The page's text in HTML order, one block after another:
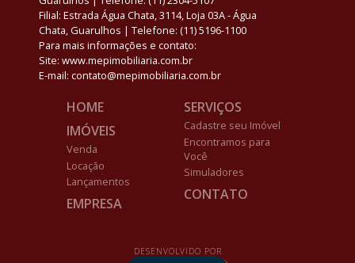
Filial: Estrada Água Chata, 3114, Loja 03A - Água
Chata, Guarulhos | Telefone: (11) 5196-1100
Para mais informações e contato:
Site: www.mepimobiliaria.com.br
E-mail: contato@mepimobiliaria.com.br
HOME
IMÓVEIS
Venda
Locação
Lançamentos
EMPRESA
SERVIÇOS
Cadastre seu Imóvel
Encontramos para
Você
Simuladores
CONTATO
DESENVOLVIDO POR